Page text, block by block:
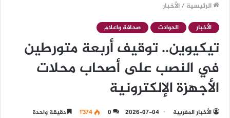
الرئيسية /الأخبار
الأخبار الحوادت صحافة واعلام
تيكيوين.. توقيف أربعة متورطين
في النصب على أصحاب محلات
الأجهزة الإلكترونية
الأخبار المغربية 2026-07-04
0 1٬374 دقيقة واحدة